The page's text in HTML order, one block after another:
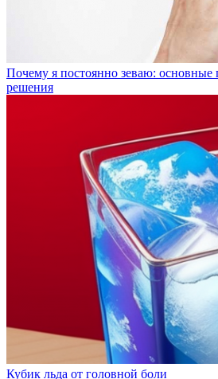
Почему я постоянно зеваю:
решения
Кубик льда от головной боли